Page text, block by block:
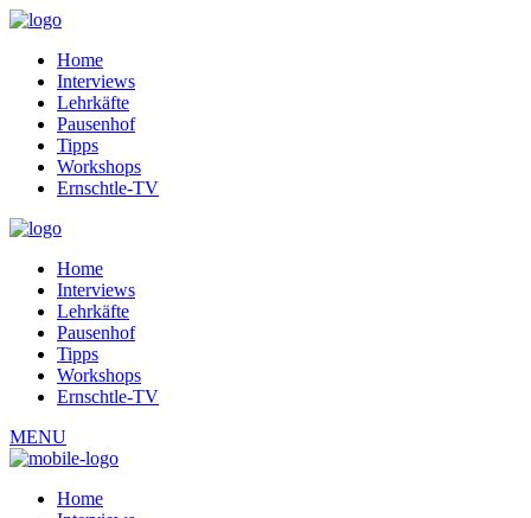
Home
Interviews
Lehrkäfte
Pausenhof
Tipps
Workshops
Ernschtle-TV
Home
Interviews
Lehrkäfte
Pausenhof
Tipps
Workshops
Ernschtle-TV
MENU
Home